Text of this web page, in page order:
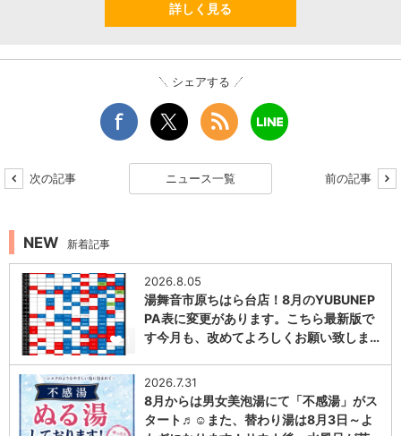
詳しく見る
シェアする
次の記事 ニュース一覧 前の記事
NEW 新着記事
1
2026.8.05
湯舞音市原ちはら台店！8月のYUBUNEP
PA表に変更があります。こちら最新版で
す今月も、改めてよろしくお願い致しま…
2026.7.31
8月からは男女美泡湯にて「不感湯」がス
タート♬☺また、替わり湯は8月3日～よ